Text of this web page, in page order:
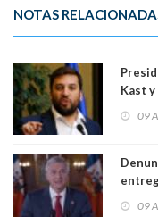
NOTAS
Kast
a
09
09